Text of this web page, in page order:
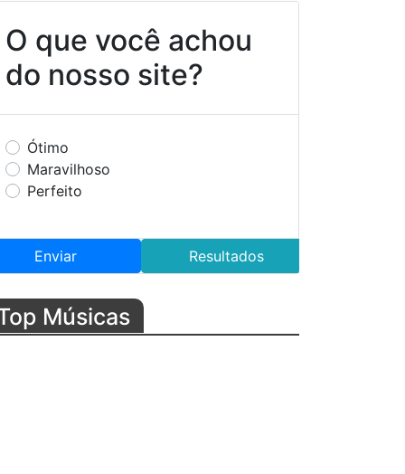
O que você achou
do nosso site?
Ótimo
Maravilhoso
Perfeito
Enviar Resultados
Músicas